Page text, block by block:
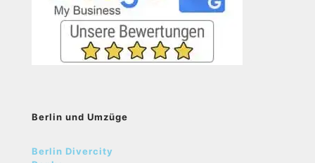
Berlin und Umzüge
Berlin Divercity